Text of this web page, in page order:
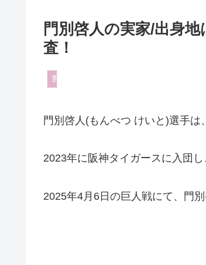
門別啓人の実家/出身
査！
野球
門別啓人(もんべつ けいと)選手は
2023年に阪神タイガースに入団
2025年4月6日の巨人戦にて、門